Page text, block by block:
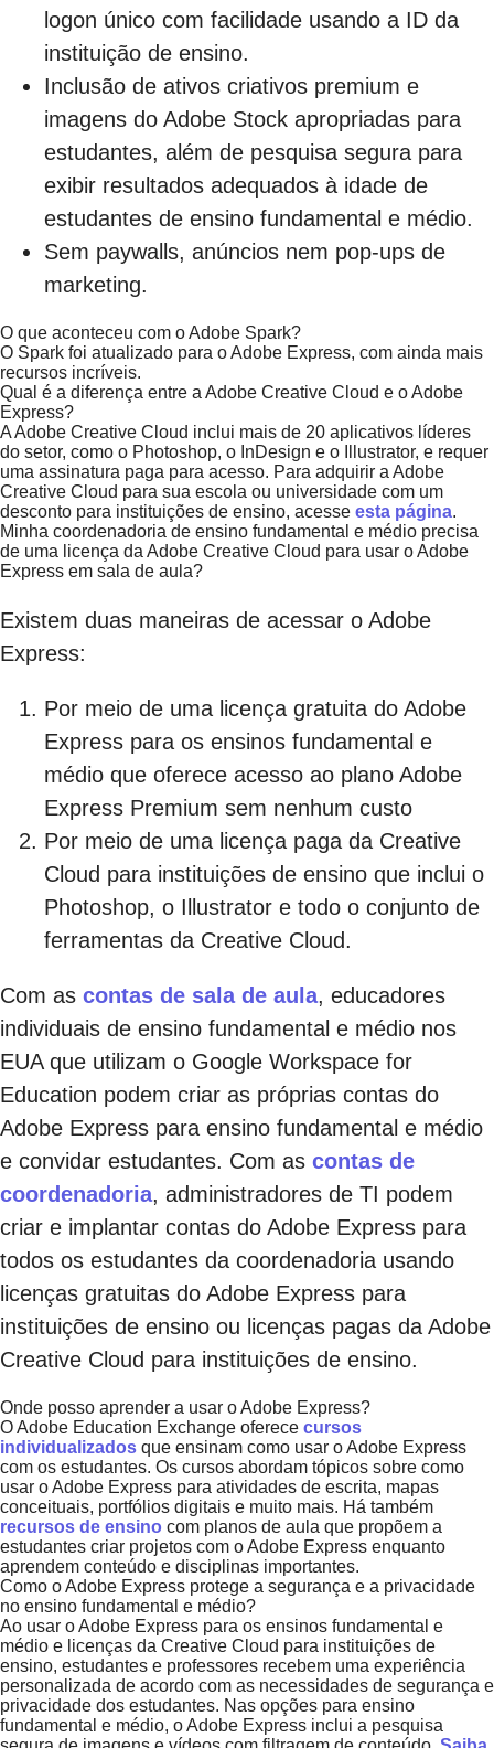
logon único com facilidade usando a ID da
instituição de ensino.
Inclusão de ativos criativos premium e
imagens do Adobe Stock apropriadas para
estudantes, além de pesquisa segura para
exibir resultados adequados à idade de
estudantes de ensino fundamental e médio.
Sem paywalls, anúncios nem pop-ups de
marketing.
O que aconteceu com o Adobe Spark?
O Spark foi atualizado para o Adobe Express, com ainda mais
recursos incríveis.
Qual é a diferença entre a Adobe Creative Cloud e o Adobe
Express?
A Adobe Creative Cloud inclui mais de 20 aplicativos líderes
do setor, como o Photoshop, o InDesign e o Illustrator, e requer
uma assinatura paga para acesso. Para adquirir a Adobe
Creative Cloud para sua escola ou universidade com um
desconto para instituições de ensino, acesse esta página.
Minha coordenadoria de ensino fundamental e médio precisa
de uma licença da Adobe Creative Cloud para usar o Adobe
Express em sala de aula?
Existem duas maneiras de acessar o Adobe
Express:
Por meio de uma licença gratuita do Adobe
Express para os ensinos fundamental e
médio que oferece acesso ao plano Adobe
Express Premium sem nenhum custo
Por meio de uma licença paga da Creative
Cloud para instituições de ensino que inclui o
Photoshop, o Illustrator e todo o conjunto de
ferramentas da Creative Cloud.
Com as contas de sala de aula, educadores
individuais de ensino fundamental e médio nos
EUA que utilizam o Google Workspace for
Education podem criar as próprias contas do
Adobe Express para ensino fundamental e médio
e convidar estudantes. Com as contas de
coordenadoria, administradores de TI podem
criar e implantar contas do Adobe Express para
todos os estudantes da coordenadoria usando
licenças gratuitas do Adobe Express para
instituições de ensino ou licenças pagas da Adobe
Creative Cloud para instituições de ensino.
Onde posso aprender a usar o Adobe Express?
O Adobe Education Exchange oferece cursos
individualizados que ensinam como usar o Adobe Express
com os estudantes. Os cursos abordam tópicos sobre como
usar o Adobe Express para atividades de escrita, mapas
conceituais, portfólios digitais e muito mais. Há também
recursos de ensino com planos de aula que propõem a
estudantes criar projetos com o Adobe Express enquanto
aprendem conteúdo e disciplinas importantes.
Como o Adobe Express protege a segurança e a privacidade
no ensino fundamental e médio?
Ao usar o Adobe Express para os ensinos fundamental e
médio e licenças da Creative Cloud para instituições de
ensino, estudantes e professores recebem uma experiência
personalizada de acordo com as necessidades de segurança e
privacidade dos estudantes. Nas opções para ensino
fundamental e médio, o Adobe Express inclui a pesquisa